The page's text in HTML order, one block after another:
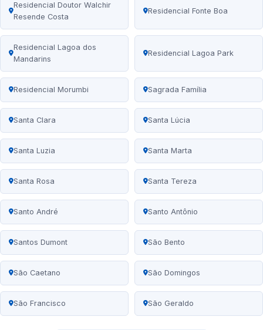
Residencial Doutor Walchir
Resende Costa
Residencial Fonte Boa
Residencial Lagoa dos
Mandarins
Residencial Lagoa Park
Residencial Morumbi Sagrada Família
Santa Clara Santa Lúcia
Santa Luzia Santa Marta
Santa Rosa Santa Tereza
Santo André Santo Antônio
Santos Dumont São Bento
São Caetano São Domingos
São Francisco São Geraldo